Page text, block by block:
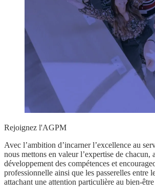
Rejoignez l'AGPM
Avec l’ambition d’incarner l’excellence au
nous mettons en valeur l’expertise de chacun,
développement des compétences et
professionnelle ainsi que les passerelles entre
attachant une attention particulière au bien-